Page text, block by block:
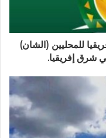
للمحليين (الشان)